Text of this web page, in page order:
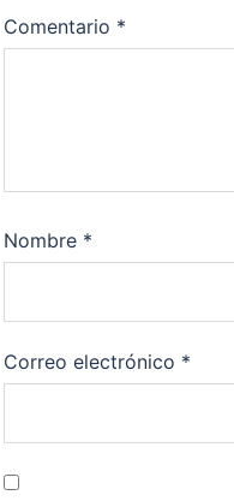
Comentario *
Nombre *
Correo electrónico *